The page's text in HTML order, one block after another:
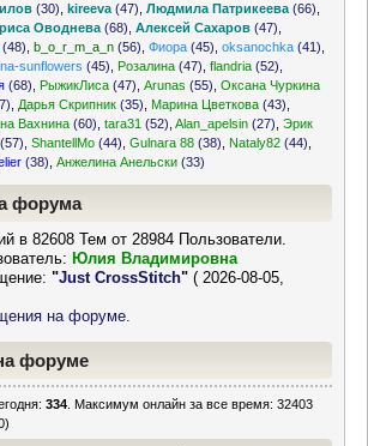
(30) ,kireeva (47) ,Людмила Патрикеева (66)
Оводнева (68) ,Алексей Сахаров (47)
(48) ,b_o_r_m_a_n (56) ,Фиора (45) ,oksanochka (41)
sunflowers (45) Розалина (47) ,flandria (52)
(68) РыжикЛиса (47) ,Arunas (55) ,Оксана Чуркина
Дарья Скрипник (35) Марина Цветкова (43)
Вахнина (60) ,tara31 (52) ,Alan_apelsin (27) ,Эрик
(57) ,ShantellMo (44) ,Gulnara 88 (38) Nataly82 (44)
(38) ,Анжелина Анельски (33)
форума
в 82608 Тем от 28984 Пользователи.
Юлия Владимировна
"Just CrossStitch" ( 2026-08-05,
на форуме.
форуме
334 . Максимум онлайн за все время: 32403